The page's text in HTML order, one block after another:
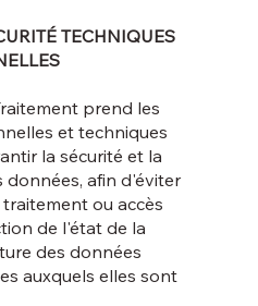
TECHNIQUES
prend les
et techniques
la sécurité et la
afin d'éviter
ou accès
de l'état de la
des données
auxquels elles sont